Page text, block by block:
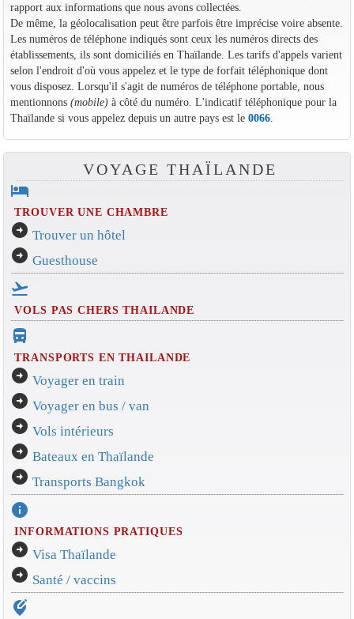
rapport aux informations que nous avons collectées.
De même, la géolocalisation peut être parfois être imprécise voire absente.
Les numéros de téléphone indiqués sont ceux les numéros directs des
établissements, ils sont domiciliés en Thaïlande. Les tarifs d'appels varient
selon l'endroit d'où vous appelez et le type de forfait téléphonique dont
vous disposez. Lorsqu'il s'agit de numéros de téléphone portable, nous
mentionnons (mobile)à côté du numéro. L'indicatif téléphonique pour la
Thaïlande si vous appelez depuis un autre pays est le 0066.
VOYAGE THAÏLANDE
hotel
TROUVER UNE CHAMBRE
arrow_circle_right Trouver un hôtel
arrow_circle_right Guesthouse
flight_takeoff
VOLS PAS CHERS THAILANDE
directions_bus_filled
TRANSPORTS EN THAILANDE
arrow_circle_right Voyager en train
arrow_circle_right Voyager en bus / van
arrow_circle_right Vols intérieurs
arrow_circle_right Bateaux en Thaïlande
arrow_circle_right Transports Bangkok
info
INFORMATIONS PRATIQUES
arrow_circle_right Visa Thaïlande
arrow_circle_right Santé / vaccins
edit_location_alt